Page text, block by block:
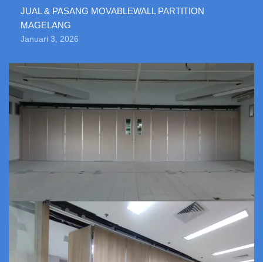
JUAL & PASANG MOVABLEWALL PARTITION
MAGELANG
Januari 3, 2026